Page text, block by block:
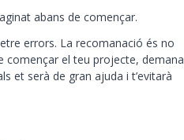
abans de començar.
errors. La recomanació és no
començar el teu projecte, demana
et serà de gran ajuda i t’evitarà